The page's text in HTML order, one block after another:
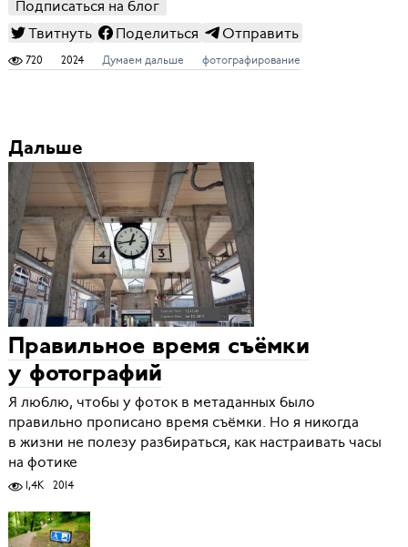
Подписаться на блог
Твитнуть
Поделиться Отправить
720 2024 Думаем дальше фотографирование
Дальше
Правильное время съёмки
у фотографий
Я люблю, чтобы у фоток в метаданных было
правильно прописано время съёмки. Но я никогда
в жизни не полезу разбираться, как настраивать часы
на фотике
1,4K 2014